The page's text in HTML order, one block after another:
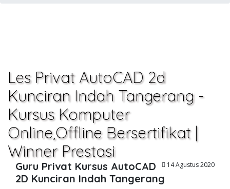
Les Privat AutoCAD 2d
Kunciran Indah Tangerang -
Kursus Komputer
Online,Offline Bersertifikat |
Winner Prestasi
14 Agustus 2020
Guru Privat Kursus AutoCAD
2D Kunciran Indah Tangerang